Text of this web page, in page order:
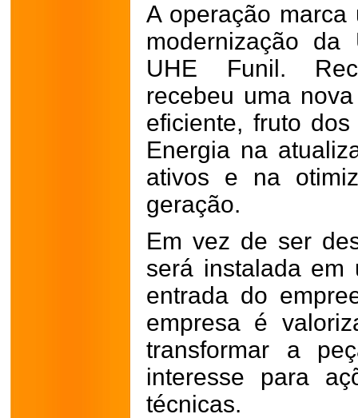
A operação
modernização
UHE Funil.
recebeu uma
eficiente, fruto
Energia na
ativos e na
geração.
Em vez de ser
será instalada em
entrada do
empresa é
transformar a
interesse para
técnicas.